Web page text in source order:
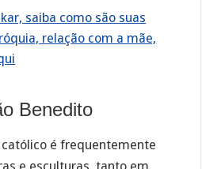
saiba como são suas
relação com a mãe,
Benedito
é frequentemente
e esculturas, tanto em